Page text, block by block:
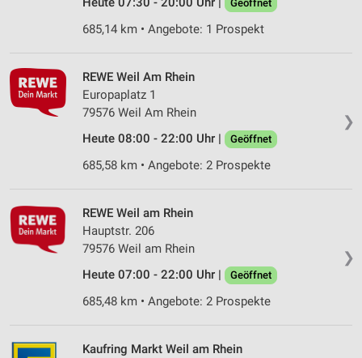
Geöffnet
685,14 km • Angebote: 1 Prospekt
❯
REWE Weil Am Rhein
Europaplatz 1
79576 Weil Am Rhein
Heute 08:00 - 22:00 Uhr |
Geöffnet
685,58 km • Angebote: 2 Prospekte
❯
REWE Weil am Rhein
Hauptstr. 206
79576 Weil am Rhein
Heute 07:00 - 22:00 Uhr |
Geöffnet
685,48 km • Angebote: 2 Prospekte
Kaufring Markt Weil am Rhein